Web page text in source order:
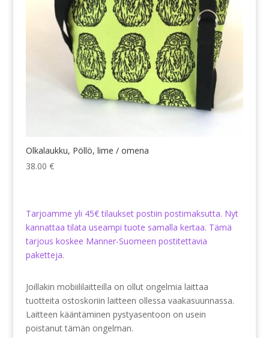
Olkalaukku, Pöllö, lime / omena
38.00 €
Tarjoamme yli 45€ tilaukset postiin postimaksutta. Nyt
kannattaa tilata useampi tuote samalla kertaa. Tämä
tarjous koskee Manner-Suomeen postitettavia
paketteja.
Joillakin mobiililaitteilla on ollut ongelmia laittaa
tuotteita ostoskoriin laitteen ollessa vaakasuunnassa.
Laitteen kääntäminen pystyasentoon on usein
poistanut tämän ongelman.